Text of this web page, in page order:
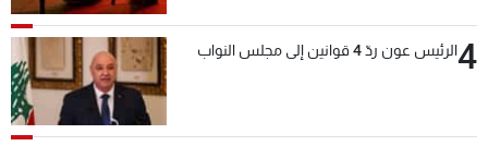
4الرئيس عون ردّ 4 قوانين إلى مجلس النواب